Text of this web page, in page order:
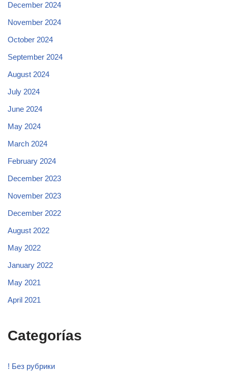
December 2024
November 2024
October 2024
September 2024
August 2024
July 2024
June 2024
May 2024
March 2024
February 2024
December 2023
November 2023
December 2022
August 2022
May 2022
January 2022
May 2021
April 2021
Categorías
! Без рубрики